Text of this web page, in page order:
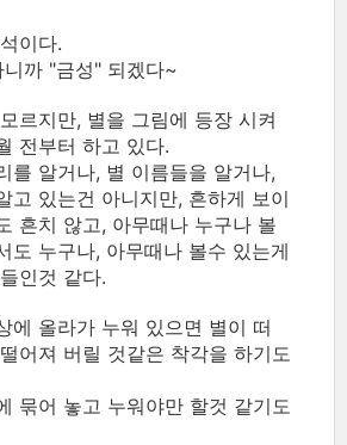
이다.
까 "금성" 되겠다~
르지만, 별을 그림에 등장 시켜
전부터 하고 있다.
를 알거나, 별 이름들을 알거나,
고 있는건 아니지만, 흔하게 보이
흔치 않고, 아무때나 누구나 볼
도 누구나, 아무때나 볼수 있는게
인것 같다.
에 올라가 누워 있으면 별이 떠
어져 버릴 것같은 착각을 하기도
묶어 놓고 누워야만 할것 같기도